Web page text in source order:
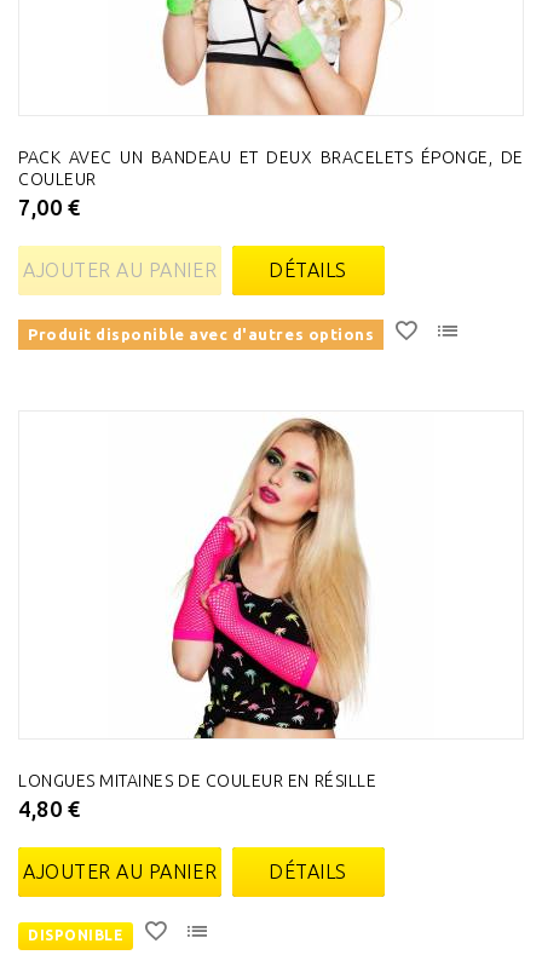
PACK AVEC UN BANDEAU ET DEUX BRACELETS ÉPONGE, DE
COULEUR
7,00 €
AJOUTER AU PANIER DÉTAILS
Produit disponible avec d'autres options
LONGUES MITAINES DE COULEUR EN RÉSILLE
4,80 €
AJOUTER AU PANIER DÉTAILS
DISPONIBLE